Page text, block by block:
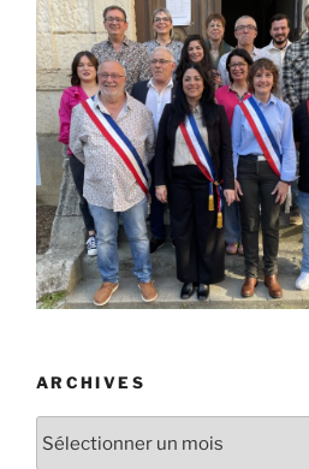
ARCHIVES